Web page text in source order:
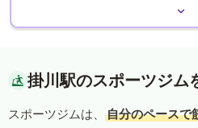
掛川駅のスポーツジム
スポーツジムは、
自分のペースで